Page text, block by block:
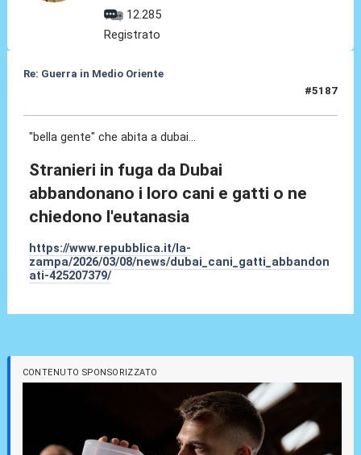
12.285
Registrato
Re: Guerra in Medio Oriente
#5187
"bella gente" che abita a dubai...
Stranieri in fuga da Dubai
abbandonano i loro cani e gatti o ne
chiedono l'eutanasia
https://www.repubblica.it/la-
zampa/2026/03/08/news/dubai_cani_gatti_abbandon
ati-425207379/
CONTENUTO SPONSORIZZATO